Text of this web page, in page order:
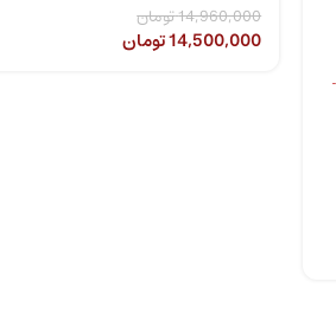
14,960,000تومان
14,500,000تومان